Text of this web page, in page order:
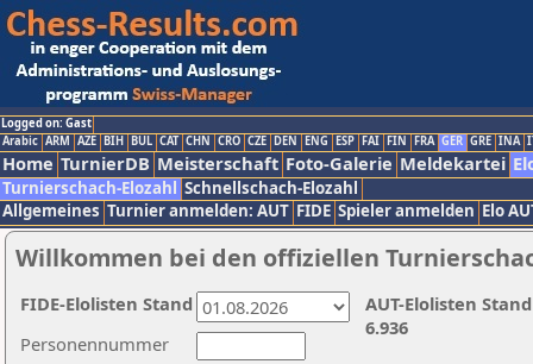
Logged on: Gast
Arabic ARM AZE BIH BUL CAT CHN CRO CZE DEN ENG ESP FAI FIN FRA GER GRE INA
Home TurnierDB Meisterschaft Foto-Galerie Meldekartei
Turnierschach-Elozahl Schnellschach-Elozahl
Allgemeines Turnier anmelden: AUT FIDE Spieler anmelden Elo
Willkommen bei den offiziellen
Personennummer
AUT-Elolisten
6.936
FIDE-Elolisten Stand